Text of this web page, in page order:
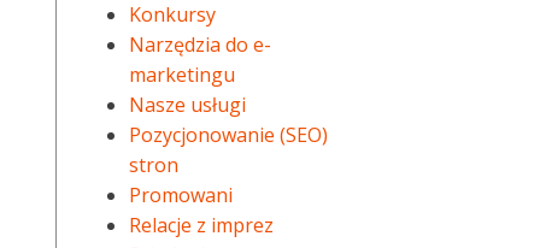
Konkursy
Narzędzia do e-
marketingu
Nasze usługi
Pozycjonowanie (SEO)
stron
Promowani
Relacje z imprez